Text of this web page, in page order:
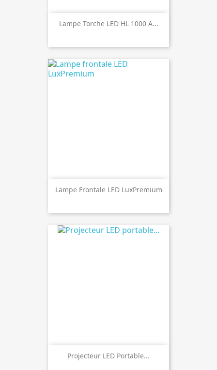
Lampe Torche LED HL 1000 A...
Lampe Frontale LED LuxPremium
Projecteur LED Portable...